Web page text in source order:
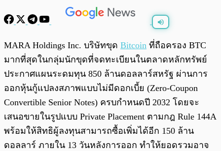
MARA Holdings Inc. บริษัทขุด Bitcoin ที่ถือครอง BTC
มากที่สุดในกลุ่มนักขุดที่จดทะเบียนในตลาดหลักทรัพย์
ประกาศแผนระดมทุน 850 ล้านดอลลาร์สหรัฐ ผ่านการ
ออกหุ้นกู้แปลงสภาพแบบไม่มีดอกเบี้ย (Zero-Coupon
Convertible Senior Notes) ครบกำหนดปี 2032 โดยจะ
เสนอขายในรูปแบบ Private Placement ตามกฎ Rule 144A
พร้อมให้สิทธิผู้ลงทุนสามารถซื้อเพิ่มได้อีก 150 ล้าน
ดอลลาร์ ภายใน 13 วันหลังการออก ทำให้ยอดรวมอาจ